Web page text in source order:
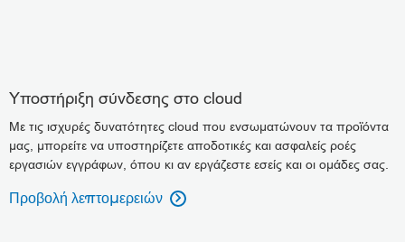
Υποστήριξη σύνδεσης στο cloud
Με τις ισχυρές δυνατότητες cloud που ενσωματώνουν τα προϊόντα
μας, μπορείτε να υποστηρίζετε αποδοτικές και ασφαλείς ροές
εργασιών εγγράφων, όπου κι αν εργάζεστε εσείς και οι ομάδες σας.
Προβολή λεπτομερειών
